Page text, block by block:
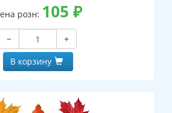
розн: 105 ₽
−
+
В корзину